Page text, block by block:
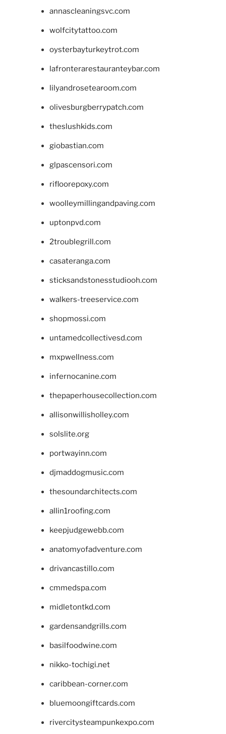
annascleaningsvc.com
wolfcitytattoo.com
oysterbayturkeytrot.com
lafronterarestauranteybar.com
lilyandrosetearoom.com
olivesburgberrypatch.com
theslushkids.com
giobastian.com
glpascensori.com
rifloorepoxy.com
woolleymillingandpaving.com
uptonpvd.com
2troublegrill.com
casateranga.com
sticksandstonesstudiooh.com
walkers-treeservice.com
shopmossi.com
untamedcollectivesd.com
mxpwellness.com
infernocanine.com
thepaperhousecollection.com
allisonwillisholley.com
solslite.org
portwayinn.com
djmaddogmusic.com
thesoundarchitects.com
allin1roofing.com
keepjudgewebb.com
anatomyofadventure.com
drivancastillo.com
cmmedspa.com
midletontkd.com
gardensandgrills.com
basilfoodwine.com
nikko-tochigi.net
caribbean-corner.com
bluemoongiftcards.com
rivercitysteampunkexpo.com